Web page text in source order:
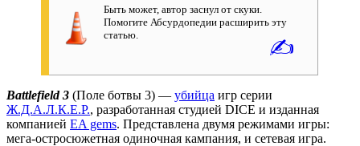
Быть может, автор заснул от скуки.
Помогите Абсурдопедии расширить эту
статью.
✍
Battlefield 3 (Поле ботвы 3) — убийца игр серии
Ж.Д.А.Л.К.Е.Р., разработанная студией DICE и изданная
компанией EA gems. Представлена двумя режимами игры:
мега-остросюжетная одиночная кампания, и сетевая игра.